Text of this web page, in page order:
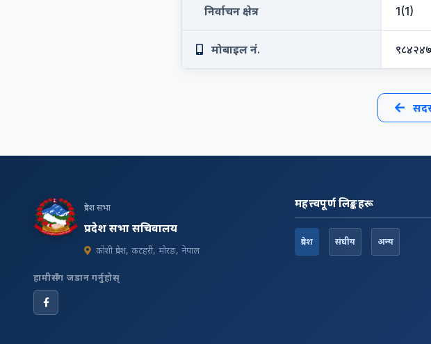
निर्वाचन क्षेत्र 1(1)
मोबाइल नं.
प्रदेश सभा
प्रदेश सभा सचिवालय
कोशी प्रदेश, कटहरी, मोरङ, नेपाल
हामीसँग जडान गर्नुहोस्
महत्त्वपूर्ण लिङ्कहरू
प्रदेश संघीय अन्य